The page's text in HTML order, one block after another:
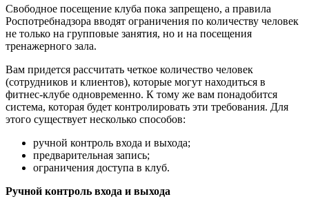
Свободное посещение клуба пока запрещено, а правила
Роспотребнадзора вводят ограничения по количеству человек
не только на групповые занятия, но и на посещения
тренажерного зала.
Вам придется рассчитать четкое количество человек
(сотрудников и клиентов), которые могут находиться в
фитнес-клубе одновременно. К тому же вам понадобится
система, которая будет контролировать эти требования. Для
этого существует несколько способов:
ручной контроль входа и выхода;
предварительная запись;
ограничения доступа в клуб.
Ручной контроль входа и выхода